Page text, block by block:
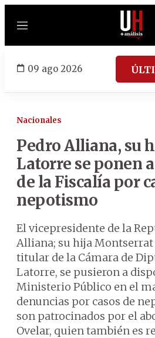
Menú
09 ago 2026
Nacionales
Pedro Alliana, su
Latorre se ponen
de la Fiscalía por
nepotismo
El vicepresidente de la
Alliana; su hija
titular de la Cámara de
Latorre, se pusieron a
Ministerio Público en el
denuncias por casos de
son patrocinados por el
Ovelar, quien también es